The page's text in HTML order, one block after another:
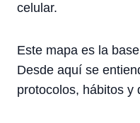
celular.
Este mapa es la
Desde aquí se
protocolos, hábitos y